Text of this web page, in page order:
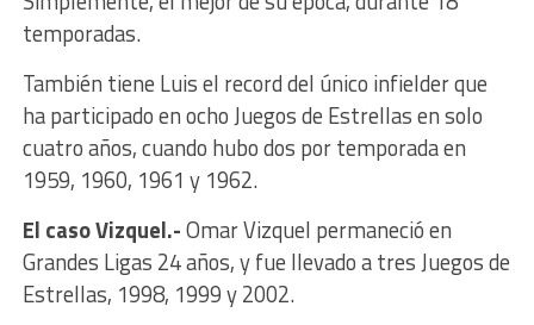
temporadas.
También tiene Luis el record del único infielder que
ha participado en ocho Juegos de Estrellas en solo
cuatro años, cuando hubo dos por temporada en
1959, 1960, 1961 y 1962.
El caso Vizquel.-Omar Vizquel permaneció en
Grandes Ligas 24 años, y fue llevado a tres Juegos de
Estrellas, 1998, 1999 y 2002.